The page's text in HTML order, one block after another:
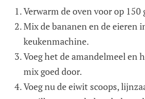
Verwarm de oven voor op 150
Mix de bananen en de eieren
keukenmachine.
Voeg het de amandelmeel en
mix goed door.
Voeg nu de eiwit scoops,